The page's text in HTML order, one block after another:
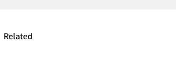
Related